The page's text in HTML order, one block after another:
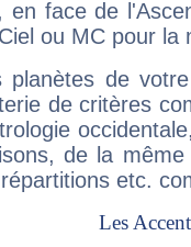
en face de
ou MC pour la
planètes de
de critères
de la
répartitions etc.